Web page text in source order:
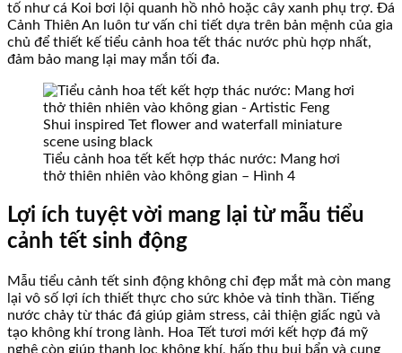
tố như cá Koi bơi lội quanh hồ nhỏ hoặc cây xanh phụ trợ. Đá
Cảnh Thiên An luôn tư vấn chi tiết dựa trên bản mệnh của gia
chủ để thiết kế tiểu cảnh hoa tết thác nước phù hợp nhất,
đảm bảo mang lại may mắn tối đa.
Tiểu cảnh hoa tết kết hợp thác nước: Mang hơi
thở thiên nhiên vào không gian – Hình 4
Lợi ích tuyệt vời mang lại từ mẫu tiểu
cảnh tết sinh động
Mẫu tiểu cảnh tết sinh động không chỉ đẹp mắt mà còn mang
lại vô số lợi ích thiết thực cho sức khỏe và tinh thần. Tiếng
nước chảy từ thác đá giúp giảm stress, cải thiện giấc ngủ và
tạo không khí trong lành. Hoa Tết tươi mới kết hợp đá mỹ
nghệ còn giúp thanh lọc không khí, hấp thụ bụi bẩn và cung